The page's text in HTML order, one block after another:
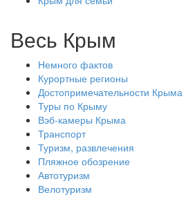
Весь Крым
Немного фактов
Курортные регионы
Достопримечательности Крыма
Туры по Крыму
Вэб-камеры Крыма
Транспорт
Туризм, развлечения
Пляжное обозрение
Автотуризм
Велотуризм